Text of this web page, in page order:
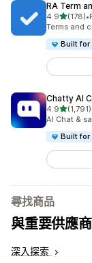
RA Term
4.9滿分 5 顆
(178)
共有 178 則•
Terms and
Built for
Chatty AI
4.9滿分 5 顆
(1,791)
共有 1791 則
AI Chat &
Built for
尋找商品
與重要供應
深入探索